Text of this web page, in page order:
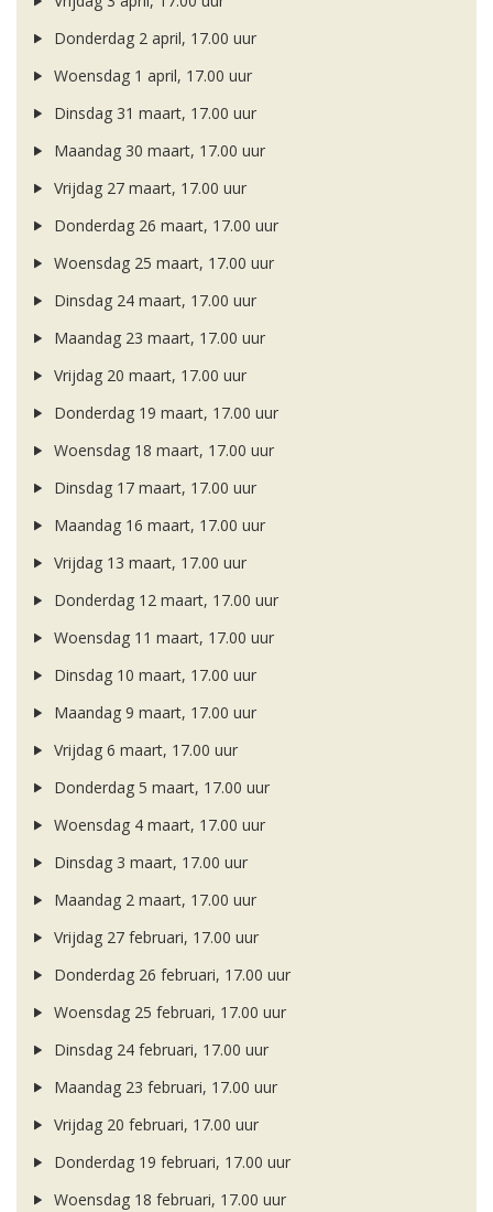
Donderdag 2 april, 17.00 uur
Woensdag 1 april, 17.00 uur
Dinsdag 31 maart, 17.00 uur
Maandag 30 maart, 17.00 uur
Vrijdag 27 maart, 17.00 uur
Donderdag 26 maart, 17.00 uur
Woensdag 25 maart, 17.00 uur
Dinsdag 24 maart, 17.00 uur
Maandag 23 maart, 17.00 uur
Vrijdag 20 maart, 17.00 uur
Donderdag 19 maart, 17.00 uur
Woensdag 18 maart, 17.00 uur
Dinsdag 17 maart, 17.00 uur
Maandag 16 maart, 17.00 uur
Vrijdag 13 maart, 17.00 uur
Donderdag 12 maart, 17.00 uur
Woensdag 11 maart, 17.00 uur
Dinsdag 10 maart, 17.00 uur
Maandag 9 maart, 17.00 uur
Vrijdag 6 maart, 17.00 uur
Donderdag 5 maart, 17.00 uur
Woensdag 4 maart, 17.00 uur
Dinsdag 3 maart, 17.00 uur
Maandag 2 maart, 17.00 uur
Vrijdag 27 februari, 17.00 uur
Donderdag 26 februari, 17.00 uur
Woensdag 25 februari, 17.00 uur
Dinsdag 24 februari, 17.00 uur
Maandag 23 februari, 17.00 uur
Vrijdag 20 februari, 17.00 uur
Donderdag 19 februari, 17.00 uur
Woensdag 18 februari, 17.00 uur